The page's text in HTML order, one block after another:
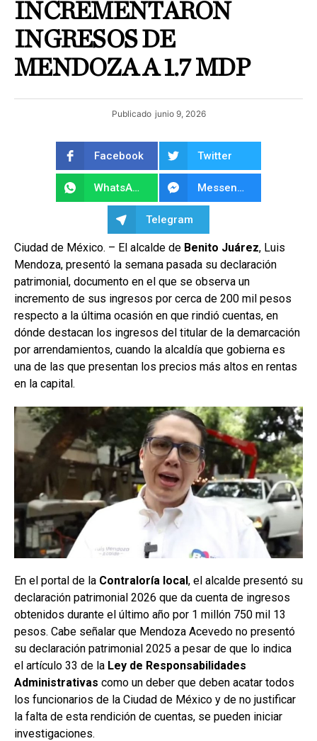
INCREMENTARON
INGRESOS DE
MENDOZA A 1.7 MDP
Publicado junio 9, 2026
Facebook Twitter
WhatsApp Messenger
Telegram
Ciudad de México. – El alcalde de Benito Juárez, Luis
Mendoza, presentó la semana pasada su declaración
patrimonial, documento en el que se observa un
incremento de sus ingresos por cerca de 200 mil pesos
respecto a la última ocasión en que rindió cuentas, en
dónde destacan los ingresos del titular de la demarcación
por arrendamientos, cuando la alcaldía que gobierna es
una de las que presentan los precios más altos en rentas
en la capital.
En el portal de la Contraloría local, el alcalde presentó su
declaración patrimonial 2026 que da cuenta de ingresos
obtenidos durante el último año por 1 millón 750 mil 13
pesos. Cabe señalar que Mendoza Acevedo no presentó
su declaración patrimonial 2025 a pesar de que lo indica
el artículo 33 de la Ley de Responsabilidades
Administrativas como un deber que deben acatar todos
los funcionarios de la Ciudad de México y de no justificar
la falta de esta rendición de cuentas, se pueden iniciar
investigaciones.